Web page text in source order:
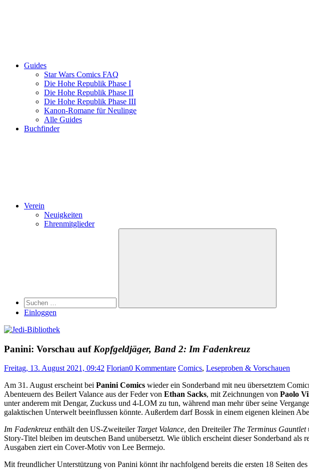
Guides
Star Wars Comics FAQ
Die Hohe Republik Phase I
Die Hohe Republik Phase II
Die Hohe Republik Phase III
Kanon-Romane für Neulinge
Alle Guides
Buchfinder
Verein
Neuigkeiten
Ehrenmitglieder
Suchen
Einloggen
Panini: Vorschau auf Kopfgeldjäger, Band 2: Im Fadenkreuz
Freitag, 13. August 2021, 09:42 Florian0 Kommentare Comics, Leseproben & Vorschauen
Am 31. August erscheint bei Panini Comics wieder ein Sonderband mit neu übersetztem
Abenteuern des Beilert Valance aus der Feder von Ethan Sacks, mit Zeichnungen von Paolo
unter anderem mit Dengar, Zuckuss und 4-LOM zu tun, während man mehr über seine
galaktischen Unterwelt beeinflussen könnte. Außerdem darf Bossk in einem eigenen kleinen
Im Fadenkreuz enthält den US-Zweiteiler Target Valance, den Dreiteiler The Terminus Gauntlet
Story-Titel bleiben im deutschen Band unübersetzt. Wie üblich erscheint dieser Sonderband
Ausgaben ziert ein Cover-Motiv von Lee Bermejo.
Mit freundlicher Unterstützung von Panini könnt ihr nachfolgend bereits die ersten 18 Seiten